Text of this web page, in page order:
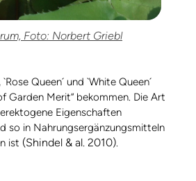
Foto: Norbert Griebl
Queen´ und `White Queen´
Garden Merit“ bekommen. Die Art
Eigenschaften
so in Nahrungsergänzungsmitteln
ist (Shindel & al. 2010).